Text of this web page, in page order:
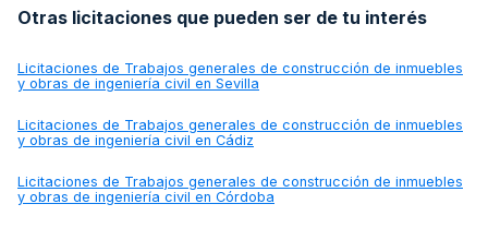
Otras licitaciones que pueden ser de tu interés
Licitaciones de Trabajos generales de construcción de inmuebles
y obras de ingeniería civil en Sevilla
Licitaciones de Trabajos generales de construcción de inmuebles
y obras de ingeniería civil en Cádiz
Licitaciones de Trabajos generales de construcción de inmuebles
y obras de ingeniería civil en Córdoba